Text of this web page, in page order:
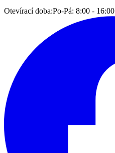
Otevírací doba:Po-Pá: 8:00 - 16:00